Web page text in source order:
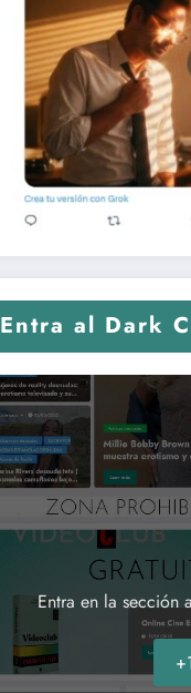
Entra al Dark
Entra en la sección